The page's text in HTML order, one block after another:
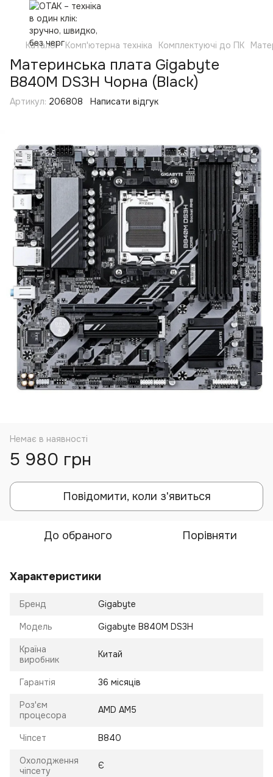
Каталог Комп'ютерна техніка Комплектуючі до ПК
Материнська плата Gigabyte
B840M DS3H Чорна (Black)
Артикул: 206808 Написати відгук
Немає в наявності
5 980 грн
Повідомити, коли з'явиться
До обраного Порівняти
Характеристики
Бренд Gigabyte
Модель Gigabyte B840M DS3H
Країна
виробник
Китай
Гарантія 36 місяців
Роз'єм
процесора
AMD AM5
Чіпсет B840
Охолодження
чіпсету
Є